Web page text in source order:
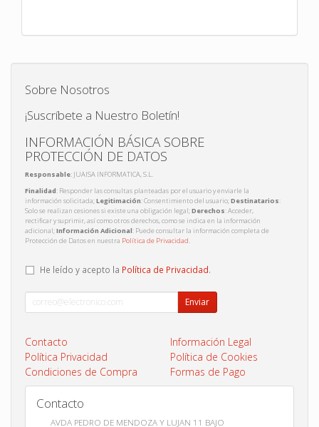
Sobre Nosotros
¡Suscríbete a Nuestro Boletín!
INFORMACIÓN BÁSICA SOBRE
PROTECCIÓN DE DATOS
Responsable: JUAISA INFORMATICA, S.L.
Finalidad: Responder las consultas planteadas por el usuario y enviarle la
información solicitada;Legitimación: Consentimiento del usuario;Destinatarios:
Solo se realizan cesiones si existe una obligación legal;Derechos: Acceder,
rectificar y suprimir, así como otros derechos, como se indica en la información
adicional;Información Adicional: Puede consultar la información completa de
Protección de Datos en nuestra Política de Privacidad.
He leído y acepto la Política de Privacidad.
Enviar
Contacto
Información Legal
Política Privacidad
Política de Cookies
Condiciones de Compra
Formas de Pago
Contacto
AVDA PEDRO DE MENDOZA Y LUJAN 11 BAJO